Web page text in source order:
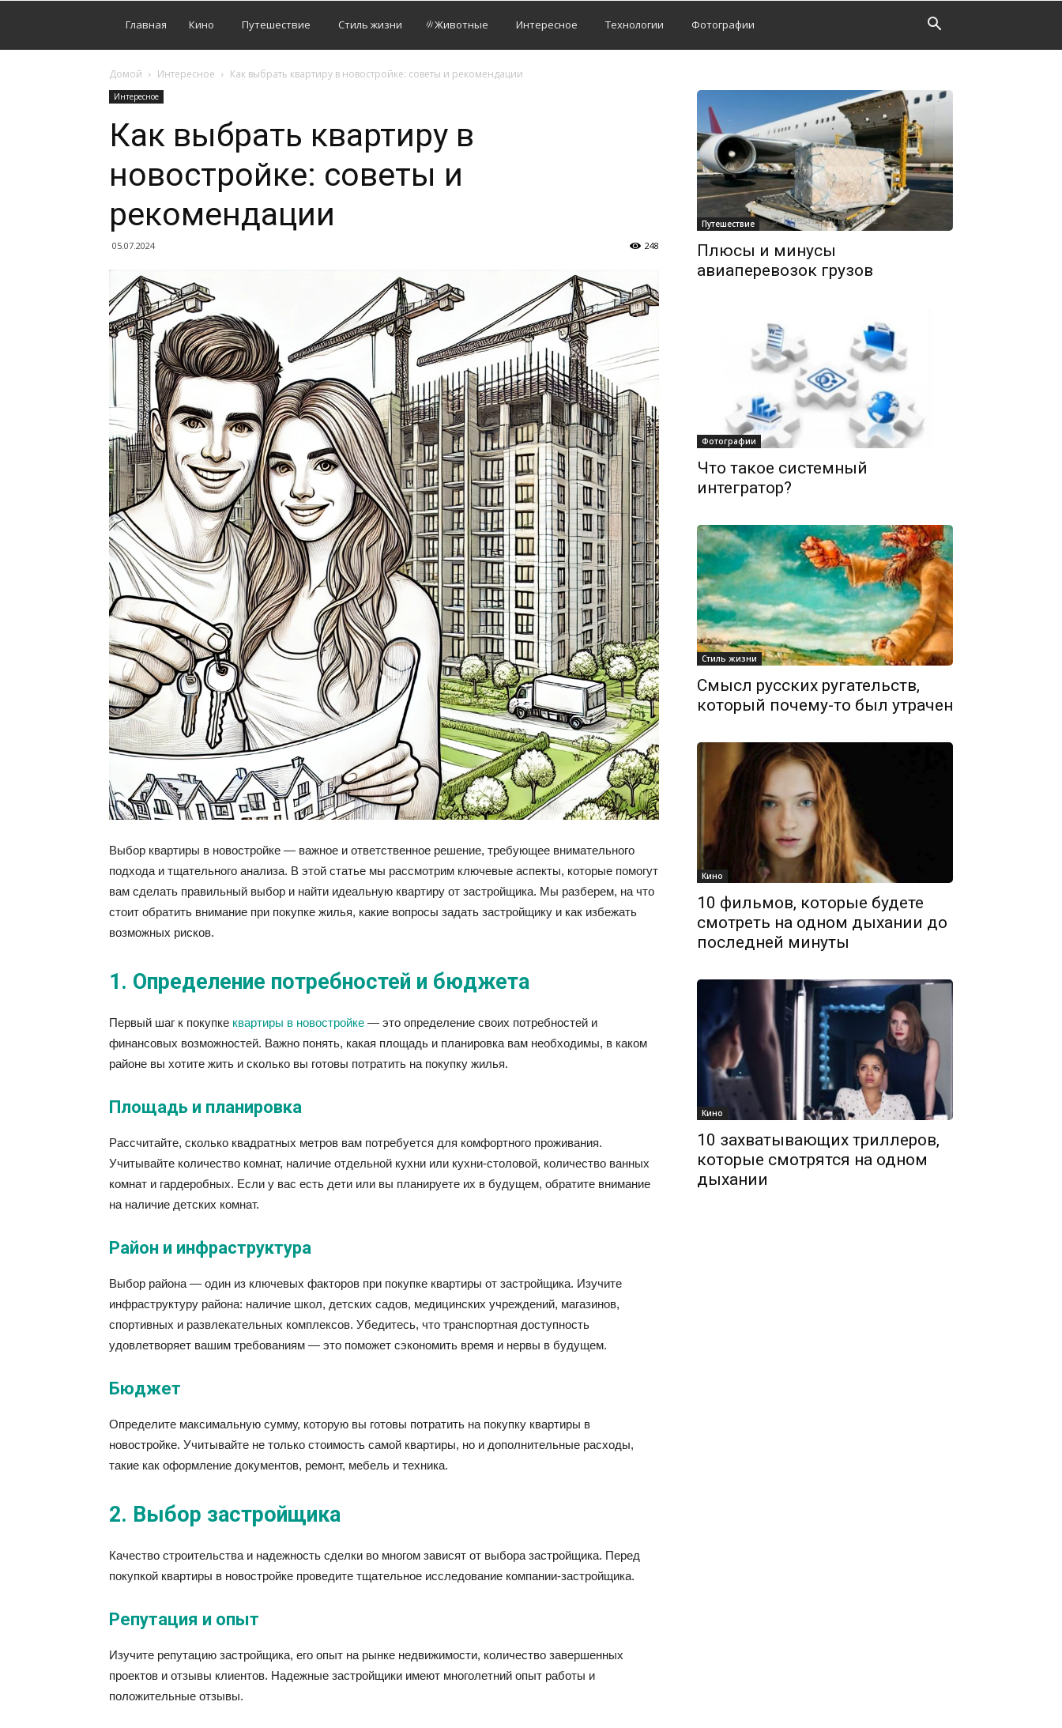
Главная Кино Путешествие Стиль жизни Животные Интересное Технологии Фотографии
Домой Интересное Как выбрать квартиру в новостройке: советы и рекомендации
Интересное
Как выбрать квартиру в
новостройке: советы и
рекомендации
05.07.2024 248
Выбор квартиры в новостройке — важное и ответственное решение, требующее внимательного
подхода и тщательного анализа. В этой статье мы рассмотрим ключевые аспекты, которые помогут
вам сделать правильный выбор и найти идеальную квартиру от застройщика. Мы разберем, на что
стоит обратить внимание при покупке жилья, какие вопросы задать застройщику и как избежать
возможных рисков.
1. Определение потребностей и бюджета
Первый шаг к покупке квартиры в новостройке — это определение своих потребностей и
финансовых возможностей. Важно понять, какая площадь и планировка вам необходимы, в каком
районе вы хотите жить и сколько вы готовы потратить на покупку жилья.
Площадь и планировка
Рассчитайте, сколько квадратных метров вам потребуется для комфортного проживания.
Учитывайте количество комнат, наличие отдельной кухни или кухни-столовой, количество ванных
комнат и гардеробных. Если у вас есть дети или вы планируете их в будущем, обратите внимание
на наличие детских комнат.
Район и инфраструктура
Выбор района — один из ключевых факторов при покупке квартиры от застройщика. Изучите
инфраструктуру района: наличие школ, детских садов, медицинских учреждений, магазинов,
спортивных и развлекательных комплексов. Убедитесь, что транспортная доступность
удовлетворяет вашим требованиям — это поможет сэкономить время и нервы в будущем.
Бюджет
Определите максимальную сумму, которую вы готовы потратить на покупку квартиры в
новостройке. Учитывайте не только стоимость самой квартиры, но и дополнительные расходы,
такие как оформление документов, ремонт, мебель и техника.
2. Выбор застройщика
Качество строительства и надежность сделки во многом зависят от выбора застройщика. Перед
покупкой квартиры в новостройке проведите тщательное исследование компании-застройщика.
Репутация и опыт
Изучите репутацию застройщика, его опыт на рынке недвижимости, количество завершенных
проектов и отзывы клиентов. Надежные застройщики имеют многолетний опыт работы и
положительные отзывы.
Путешествие
Плюсы и минусы
авиаперевозок грузов
Фотографии
Что такое системный
интегратор?
Стиль жизни
Смысл русских ругательств,
который почему-то был утрачен
Кино
10 фильмов, которые будете
смотреть на одном дыхании до
последней минуты
Кино
10 захватывающих триллеров,
которые смотрятся на одном
дыхании